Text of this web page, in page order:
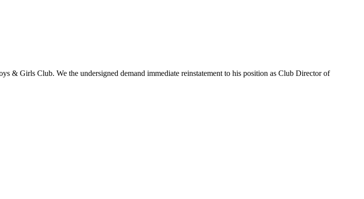
& Girls Club. We the undersigned demand immediate reinstatement to his position as Club Director of